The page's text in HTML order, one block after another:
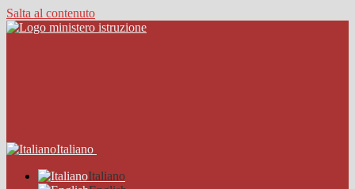
Salta al contenuto
Italiano
Italiano